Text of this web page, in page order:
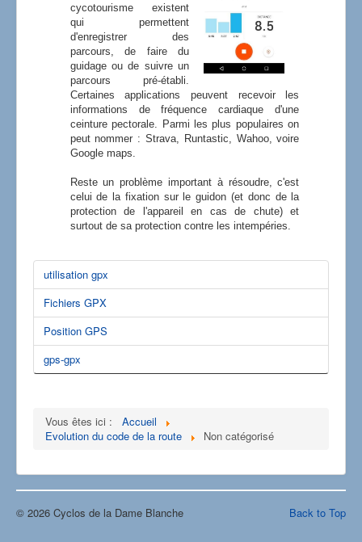
cycotourisme existent
qui permettent
d'enregistrer des
parcours, de faire du
guidage ou de suivre un
parcours pré-établi.
Certaines applications peuvent recevoir les
informations de fréquence cardiaque d'une
ceinture pectorale. Parmi les plus populaires on
peut nommer : Strava, Runtastic, Wahoo, voire
Google maps.
Reste un problème important à résoudre, c'est
celui de la fixation sur le guidon (et donc de la
protection de l'appareil en cas de chute) et
surtout de sa protection contre les intempéries.
utilisation gpx
Fichiers GPX
Position GPS
gps-gpx
Vous êtes ici :
Accueil
Evolution du code de la route
Non catégorisé
Back to Top
© 2026 Cyclos de la Dame Blanche